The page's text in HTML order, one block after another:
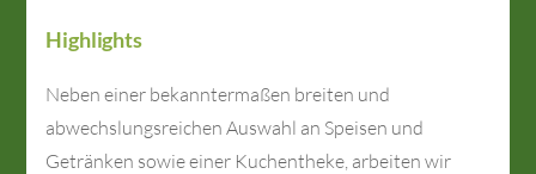
Highlights
Neben einer bekanntermaßen breiten und
abwechslungsreichen Auswahl an Speisen und
Getränken sowie einer Kuchentheke, arbeiten wir